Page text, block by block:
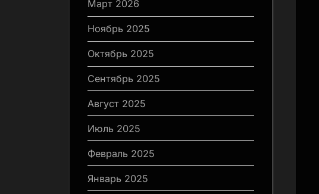
Март 2026
Ноябрь 2025
Октябрь 2025
Сентябрь 2025
Август 2025
Июль 2025
Февраль 2025
Январь 2025